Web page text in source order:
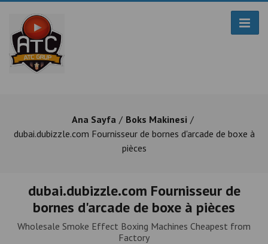
Ana Sayfa
Boks Makinesi
dubai.dubizzle.com Fournisseur de bornes d'arcade de boxe à
pièces
dubai.dubizzle.com Fournisseur de
bornes d'arcade de boxe à pièces
Wholesale Smoke Effect Boxing Machines Cheapest from
Factory